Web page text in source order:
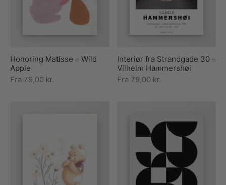
Honoring Matisse – Wild
Apple
Fra 79,00 kr.
Interiør fra Strandgade 30 –
Vilhelm Hammershøi
Fra 79,00 kr.